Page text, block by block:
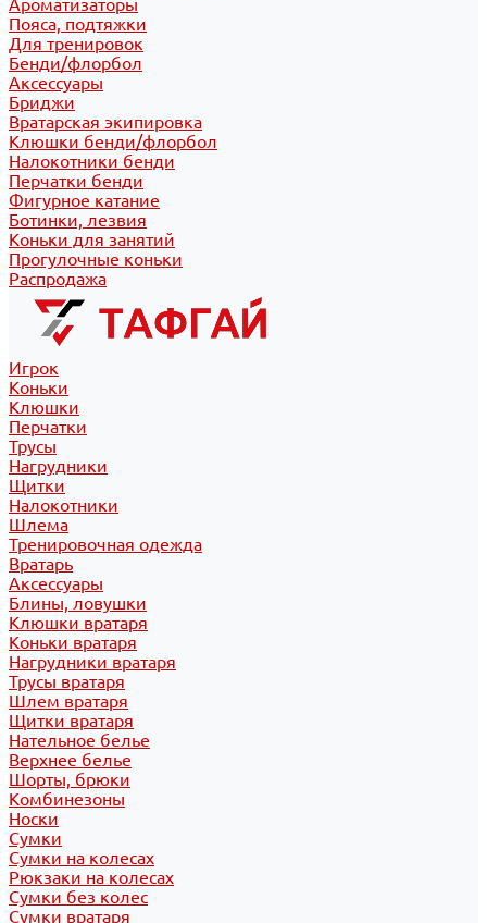
Ароматизаторы
Пояса, подтяжки
Для тренировок
Бенди/флорбол
Аксессуары
Бриджи
Вратарская экипировка
Клюшки бенди/флорбол
Налокотники бенди
Перчатки бенди
Фигурное катание
Ботинки, лезвия
Коньки для занятий
Прогулочные коньки
Распродажа
Игрок
Коньки
Клюшки
Перчатки
Трусы
Нагрудники
Щитки
Налокотники
Шлема
Тренировочная одежда
Вратарь
Аксессуары
Блины, ловушки
Клюшки вратаря
Коньки вратаря
Нагрудники вратаря
Трусы вратаря
Шлем вратаря
Щитки вратаря
Нательное белье
Верхнее белье
Шорты, брюки
Комбинезоны
Носки
Сумки
Сумки на колесах
Рюкзаки на колесах
Сумки без колес
Сумки вратаря